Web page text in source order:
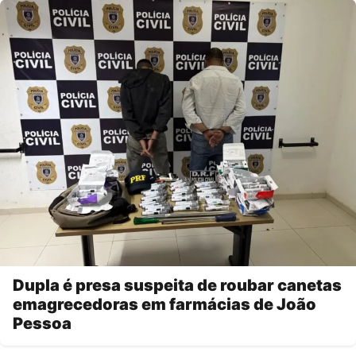
Dupla é presa suspeita de roubar canetas
emagrecedoras em farmácias de João
Pessoa